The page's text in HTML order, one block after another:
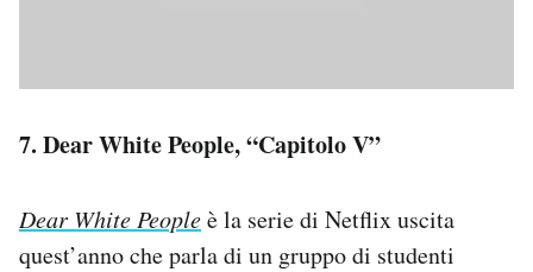
7. Dear White People, “Capitolo V”
Dear White Peopleè la serie di Netflix uscita
quest’anno che parla di un gruppo di studenti